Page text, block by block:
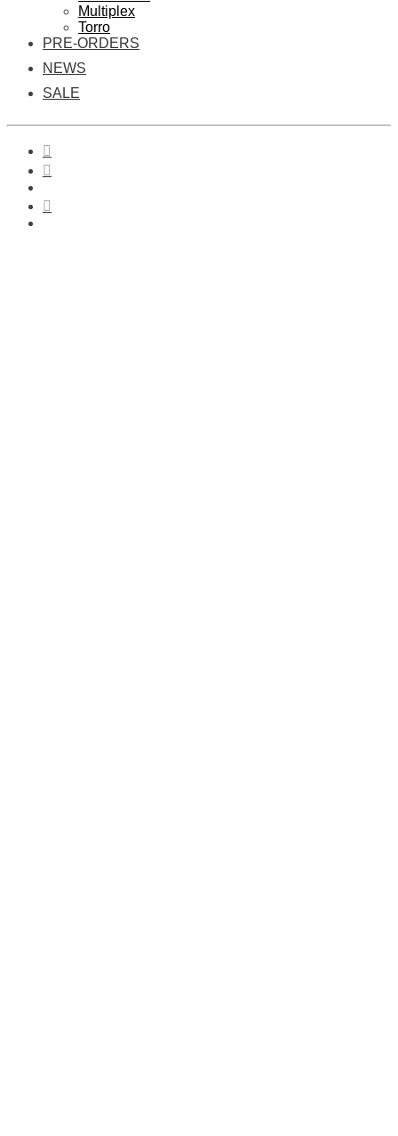
Multiplex
Torro
PRE-ORDERS
NEWS
SALE